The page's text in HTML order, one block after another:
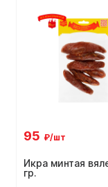
95 ₽/шт
Икра минтая
гр.